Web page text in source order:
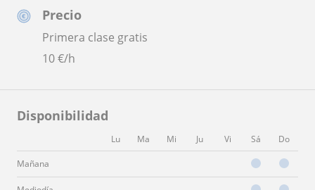
Precio
Primera clase gratis
10€/h
Disponibilidad
Lu Ma Mi Ju Vi Sá Do
Mañana